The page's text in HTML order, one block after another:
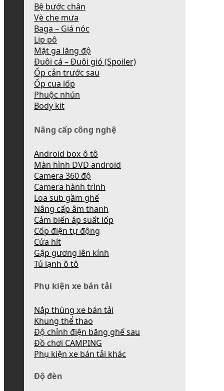
Bệ bước chân
Vè che mưa
Baga – Giá nóc
Lip pô
Mặt ga lăng độ
Đuôi cá – Đuôi gió (Spoiler)
Ốp cản trước sau
Ốp cua lốp
Phuộc nhún
Body kit
Nâng cấp công nghệ
Android box ô tô
Màn hình DVD android
Camera 360 độ
Camera hành trình
Loa sub gầm ghế
Nâng cấp âm thanh
Cảm biến áp suất lốp
Cốp điện tự động
Cửa hít
Gập gương lên kính
Tủ lạnh ô tô
Phụ kiện xe bán tải
Nắp thùng xe bán tải
Khung thể thao
Độ chỉnh điện băng ghế sau
Đồ chơi CAMPING
Phụ kiện xe bán tải khác
Độ đèn